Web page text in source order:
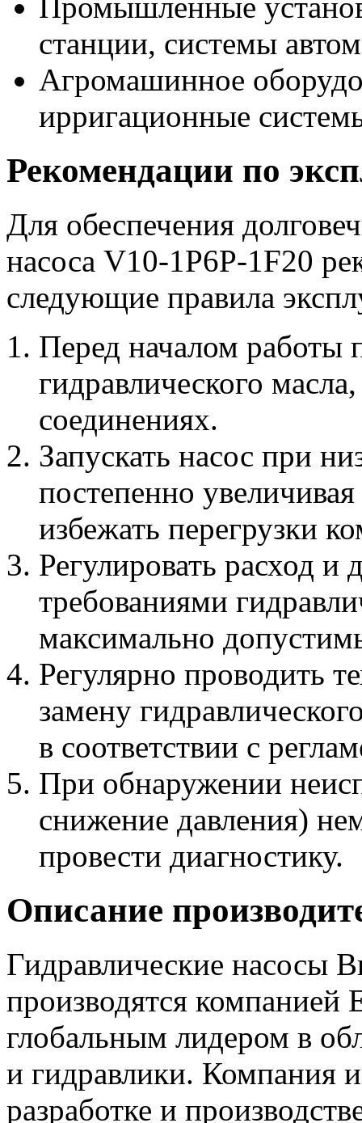
Промышленные
станции, системы
Агромашинное
ирригационные
Рекомендации по
Для обеспечения
насоса V10-1P6P-1F20
следующие правила
Перед началом работы
гидравлического
соединениях.
Запускать насос при
постепенно
избежать перегрузки
Регулировать расход и
требованиями
максимально
Регулярно проводить
замену
в соответствии с
При обнаружении
снижение давления)
провести диагностику.
Описание
Гидравлические насосы
производятся
глобальным лидером в
и гидравлики. Компания
разработке и